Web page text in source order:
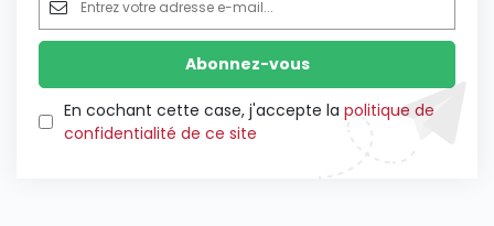
En cochant cette case, j'accepte la politique de
confidentialité de ce site